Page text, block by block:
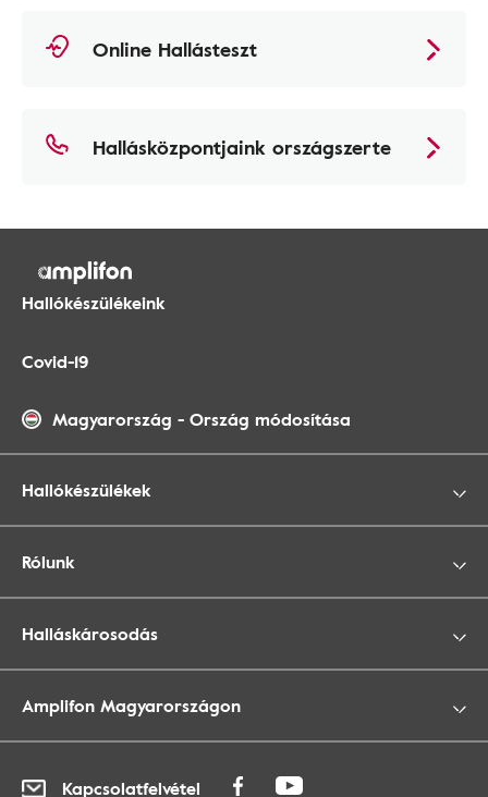
Online Hallásteszt
Hallásközpontjaink országszerte
Hallókészülékeink
Covid-19
Magyarország - Ország módosítása
Hallókészülékek
Rólunk
Halláskárosodás
Amplifon Magyarországon
Kapcsolatfelvétel